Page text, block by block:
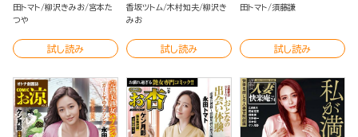
田トマト 柳沢きみお 宮本た
つや
試し読み
香坂ツトム 木村知夫 柳沢き
みお
試し読み
田トマト 須藤謙
試し読み